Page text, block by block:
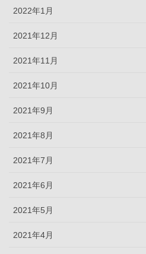
2022年1月
2021年12月
2021年11月
2021年10月
2021年9月
2021年8月
2021年7月
2021年6月
2021年5月
2021年4月